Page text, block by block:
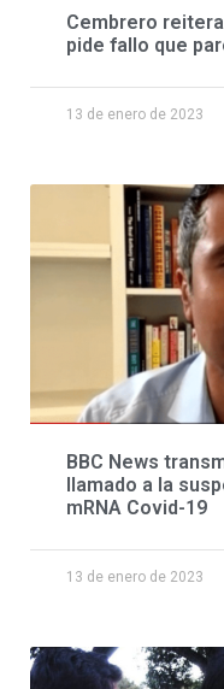
Cembrero
pide fallo que
13 de enero de 2023
BBC News
llamado a la
mRNA Covid-19
13 de enero de 2023